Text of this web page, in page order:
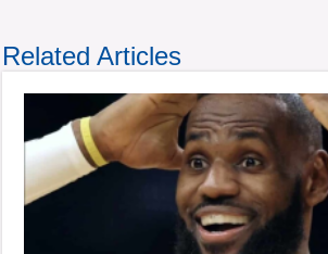
Related Articles